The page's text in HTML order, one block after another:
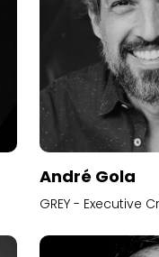
André Gola
GREY - Executive